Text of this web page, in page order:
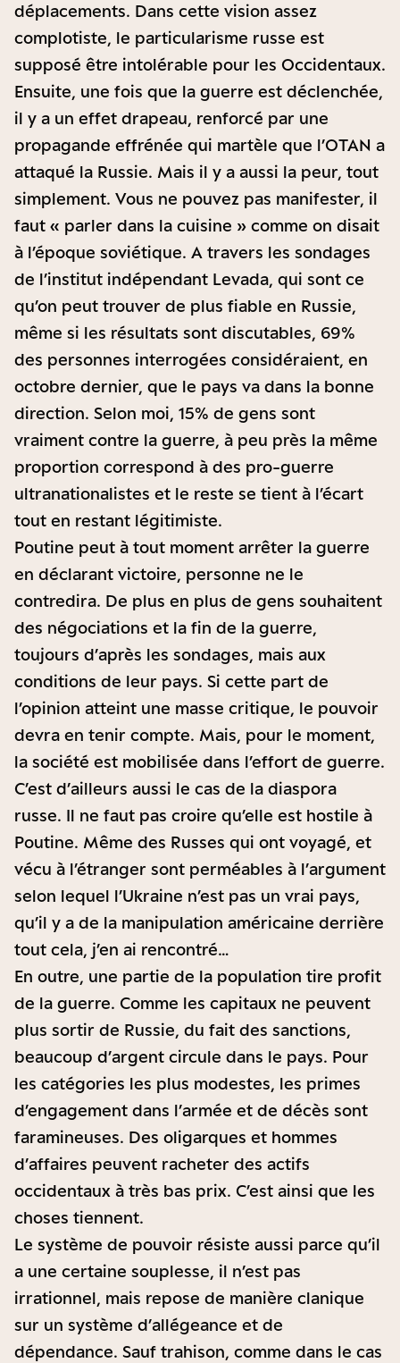
déplacements. Dans cette vision assez
complotiste, le particularisme russe est
supposé être intolérable pour les Occidentaux.
Ensuite, une fois que la guerre est déclenchée,
il y a un effet drapeau, renforcé par une
propagande effrénée qui martèle que l’OTAN a
attaqué la Russie. Mais il y a aussi la peur, tout
simplement. Vous ne pouvez pas manifester, il
faut « parler dans la cuisine » comme on disait
à l’époque soviétique. A travers les sondages
de l’institut indépendant Levada, qui sont ce
qu’on peut trouver de plus fiable en Russie,
même si les résultats sont discutables, 69%
des personnes interrogées considéraient, en
octobre dernier, que le pays va dans la bonne
direction. Selon moi, 15% de gens sont
vraiment contre la guerre, à peu près la même
proportion correspond à des pro-guerre
ultranationalistes et le reste se tient à l’écart
tout en restant légitimiste.
Poutine peut à tout moment arrêter la guerre
en déclarant victoire, personne ne le
contredira. De plus en plus de gens souhaitent
des négociations et la fin de la guerre,
toujours d’après les sondages, mais aux
conditions de leur pays. Si cette part de
l’opinion atteint une masse critique, le pouvoir
devra en tenir compte. Mais, pour le moment,
la société est mobilisée dans l’effort de guerre.
C’est d’ailleurs aussi le cas de la diaspora
russe. Il ne faut pas croire qu’elle est hostile à
Poutine. Même des Russes qui ont voyagé, et
vécu à l’étranger sont perméables à l’argument
selon lequel l’Ukraine n’est pas un vrai pays,
qu’il y a de la manipulation américaine derrière
tout cela, j’en ai rencontré…
En outre, une partie de la population tire profit
de la guerre. Comme les capitaux ne peuvent
plus sortir de Russie, du fait des sanctions,
beaucoup d’argent circule dans le pays. Pour
les catégories les plus modestes, les primes
d’engagement dans l’armée et de décès sont
faramineuses. Des oligarques et hommes
d’affaires peuvent racheter des actifs
occidentaux à très bas prix. C’est ainsi que les
choses tiennent.
Le système de pouvoir résiste aussi parce qu’il
a une certaine souplesse, il n’est pas
irrationnel, mais repose de manière clanique
sur un système d’allégeance et de
dépendance. Sauf trahison, comme dans le cas